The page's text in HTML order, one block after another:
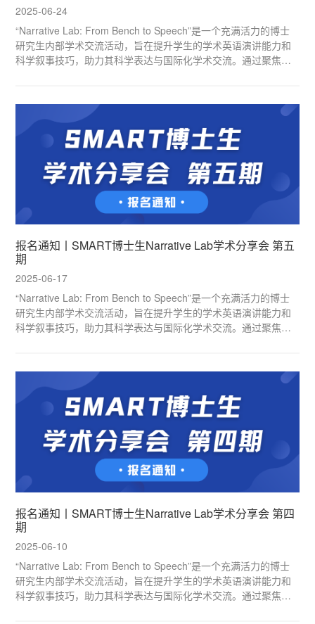
2025-06-24
“Narrative Lab: From Bench to Speech”是一个充满活力的博士
研究生内部学术交流活动，旨在提升学生的学术英语演讲能力和
科学叙事技巧，助力其科学表达与国际化学术交流。通过聚焦前
报名通知丨SMART博士生Narrative Lab学术分享会 第五
期
2025-06-17
“Narrative Lab: From Bench to Speech”是一个充满活力的博士
研究生内部学术交流活动，旨在提升学生的学术英语演讲能力和
科学叙事技巧，助力其科学表达与国际化学术交流。通过聚焦前
报名通知丨SMART博士生Narrative Lab学术分享会 第四
期
2025-06-10
“Narrative Lab: From Bench to Speech”是一个充满活力的博士
研究生内部学术交流活动，旨在提升学生的学术英语演讲能力和
科学叙事技巧，助力其科学表达与国际化学术交流。通过聚焦前